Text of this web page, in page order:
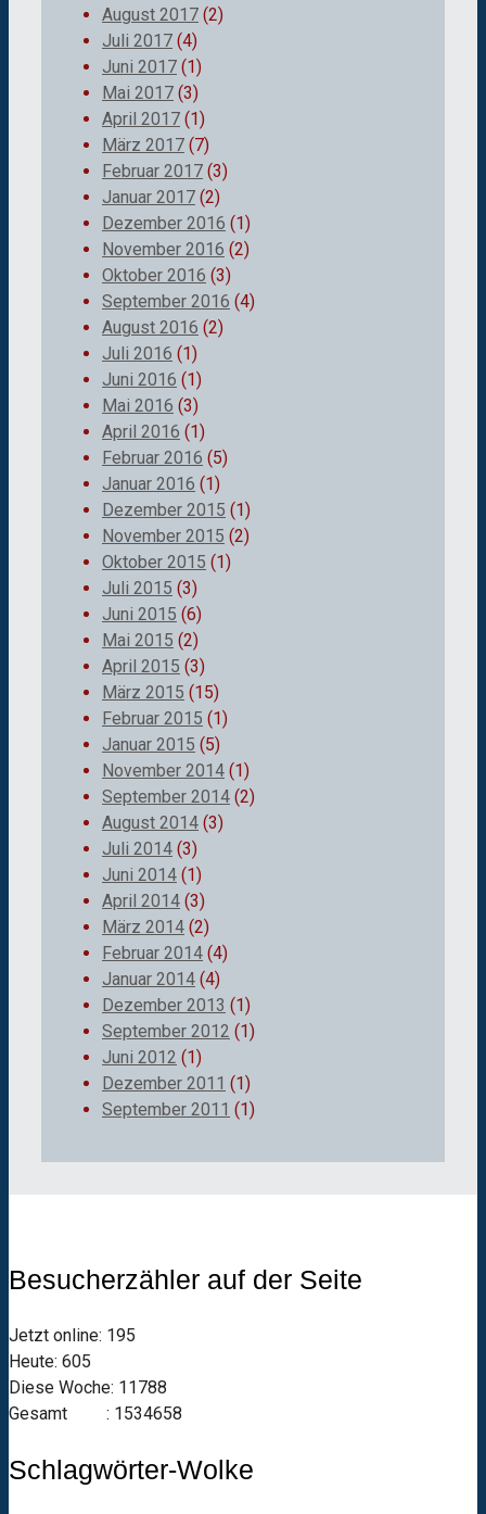
August 2017 (2)
Juli 2017 (4)
Juni 2017 (1)
Mai 2017 (3)
April 2017 (1)
März 2017 (7)
Februar 2017 (3)
Januar 2017 (2)
Dezember 2016 (1)
November 2016 (2)
Oktober 2016 (3)
September 2016 (4)
August 2016 (2)
Juli 2016 (1)
Juni 2016 (1)
Mai 2016 (3)
April 2016 (1)
Februar 2016 (5)
Januar 2016 (1)
Dezember 2015 (1)
November 2015 (2)
Oktober 2015 (1)
Juli 2015 (3)
Juni 2015 (6)
Mai 2015 (2)
April 2015 (3)
März 2015 (15)
Februar 2015 (1)
Januar 2015 (5)
November 2014 (1)
September 2014 (2)
August 2014 (3)
Juli 2014 (3)
Juni 2014 (1)
April 2014 (3)
März 2014 (2)
Februar 2014 (4)
Januar 2014 (4)
Dezember 2013 (1)
September 2012 (1)
Juni 2012 (1)
Dezember 2011 (1)
September 2011 (1)
Besucherzähler auf der Seite
Jetzt online: 195
Heute: 605
Diese Woche: 11788
Gesamt : 1534658
Schlagwörter-Wolke